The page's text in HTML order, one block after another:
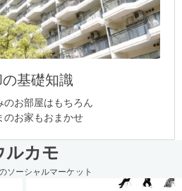
基礎知識
のお部屋はもちろん
のお家もおまかせ
ルカモ
ソーシャルマーケット